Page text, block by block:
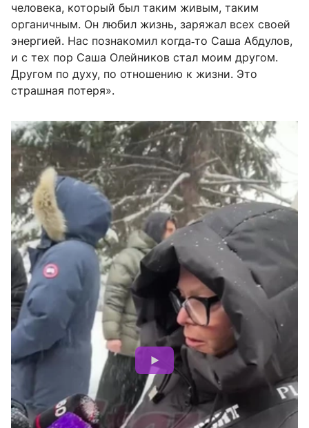
человека, который был таким живым, таким
органичным. Он любил жизнь, заряжал всех своей
энергией. Нас познакомил когда‑то Саша Абдулов,
и с тех пор Саша Олейников стал моим другом.
Другом по духу, по отношению к жизни. Это
страшная потеря».